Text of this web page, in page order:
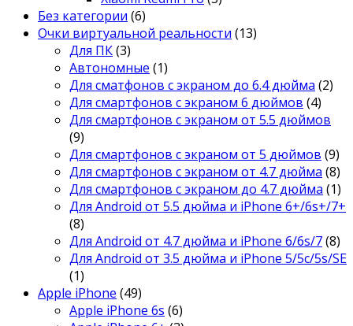
Без категории (6)
Очки виртуальной реальности (13)
Для ПК(3)
Автономные (1)
Для сматфонов с экраном до 6.4 дюйма (2)
Для смартфонов с экраном 6 дюймов (4)
Для смартфонов с экраном от 5.5 дюймов
(9)
Для смартфонов с экраном от 5 дюймов (9)
Для смартфонов с экраном от 4.7 дюйма (8)
Для смартфонов с экраном до 4.7 дюйма (1)
Для Android от 5.5 дюйма и iPhone 6+/6s+/7+
(8)
Для Android от 4.7 дюйма и iPhone 6/6s/7(8)
Для Android от 3.5 дюйма и iPhone 5/5c/5s/SE
(1)
Apple iPhone (49)
Apple iPhone 6s (6)